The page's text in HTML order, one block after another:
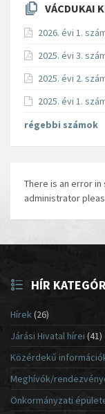
VÁCDUKAI
2026. évi 1.
2025. évi 3.
2025. évi 2.
2025. évi 1.
régebbi számok
There is an error
administrator
HÍR
Hírek(26)
Járási Hivatal hírei (41)
Közérdekű
Meghívók/
Önkormányzati